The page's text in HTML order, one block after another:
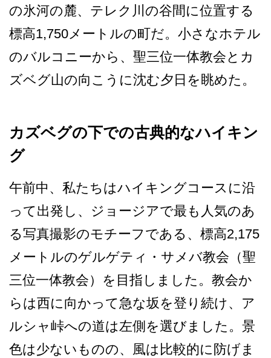
の­氷河の麓、テレク川の谷間に位置する
標高1,750­メートルの町だ。小さなホテル
のバルコニーから、聖­三位一体教会とカ
ズベグ山の向こうに沈む夕日を眺め­た。
カズベグの下での古典的なハイキン
グ
午前中、私たちはハイキング­コースに沿
って出発し、ジョージアで最も人気のあ
る­写真撮影のモチーフである、標高2,175
メートル­のゲルゲティ・サメバ教会（聖
三位一体教会）を目指­しました。教会か
らは西に向かって急な坂を登り続け­、ア
ルシャ峠への道は左側を選びました。景
色は少な­いものの、風は比較的に防げま